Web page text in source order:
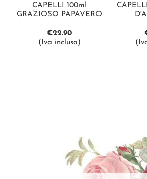
CAPELLI 100ml
GRAZIOSO PAPAVERO
€22.90
(Iva inclusa)